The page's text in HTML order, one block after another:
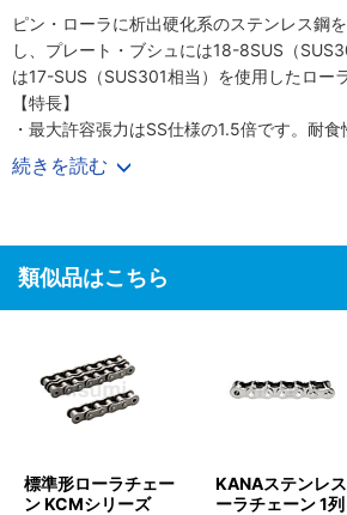
ピン・ローラに析出硬化系のステンレス鋼
し、プレート・ブシュには18-8SUS（
は17-SUS（SUS301相当）を使用したロー
【特長】
・最大許容張力はSS仕様の1.5倍です。耐
下します。
・耐食性、耐熱性が必要で、SS仕様よりも
続きを読む
類似品はこちら
標準形ローラチェー
ン KCMシリーズ
KANAステンレ
ーラチェーン 1列